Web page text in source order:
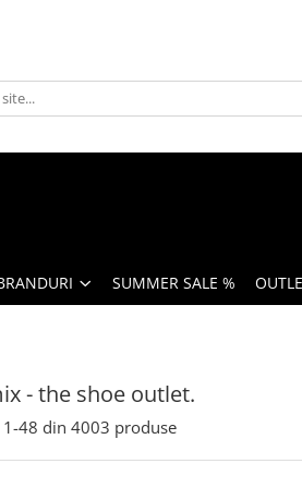
SUMMER SALE %
- the shoe outlet.
1-48 din 4003 produse